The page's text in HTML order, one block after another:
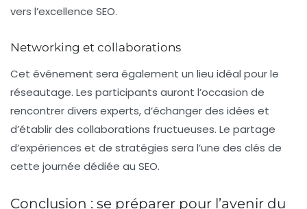
vers l’excellence SEO.
Networking et collaborations
Cet événement sera également un lieu idéal pour le
réseautage. Les participants auront l’occasion de
rencontrer divers experts, d’échanger des idées et
d’établir des collaborations fructueuses. Le partage
d’expériences et de stratégies sera l’une des clés de
cette journée dédiée au SEO.
Conclusion : se préparer pour l’avenir du